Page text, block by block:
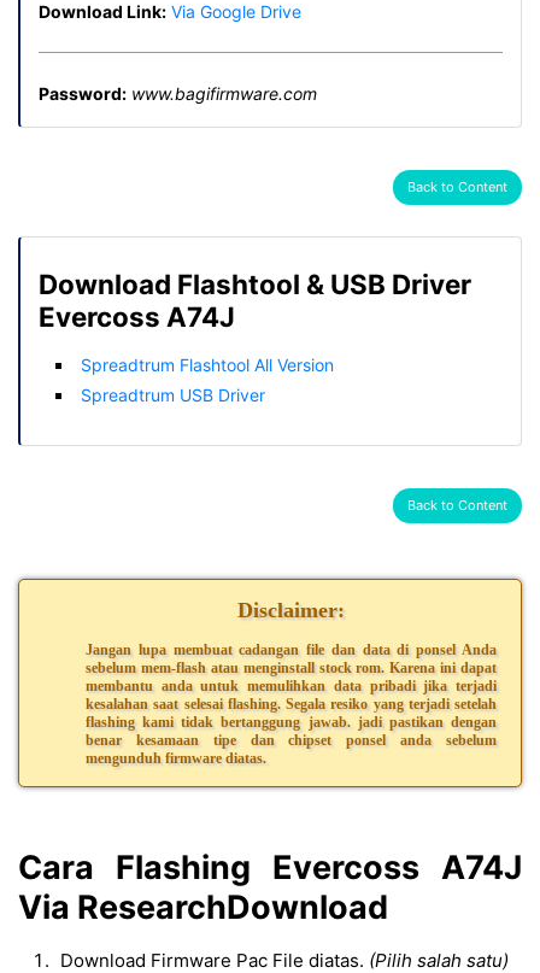
Download Link: Via Google Drive
Password: www.bagifirmware.com
Back to Content
Download Flashtool & USB Driver
Evercoss A74J
Spreadtrum Flashtool All Version
Spreadtrum USB Driver
Back to Content
Disclaimer:
Jangan lupa membuat cadangan file dan data di ponsel Anda
sebelum mem-flash atau menginstall stock rom. Karena ini dapat
membantu anda untuk memulihkan data pribadi jika terjadi
kesalahan saat selesai flashing. Segala resiko yang terjadi setelah
flashing kami tidak bertanggung jawab. jadi pastikan dengan
benar kesamaan tipe dan chipset ponsel anda sebelum
mengunduh firmware diatas.
Cara Flashing Evercoss A74J
Via ResearchDownload
Download Firmware Pac File diatas. (Pilih salah satu)